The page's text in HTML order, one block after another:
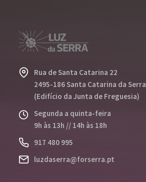
Rua de Santa Catarina 22
2495-186 Santa Catarina da Serra
(Edifício da Junta de Freguesia)
Segunda a quinta-feira
9h às 13h // 14h às 18h
917 480 995
luzdaserra@forserra.pt